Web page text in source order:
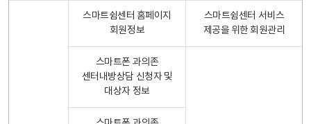
스마트쉼센터 홈페이지
회원정보
스마트쉼센터 서비스
제공을 위한 회원관리
스마트폰 과의존
센터내방상담 신청자 및
대상자 정보